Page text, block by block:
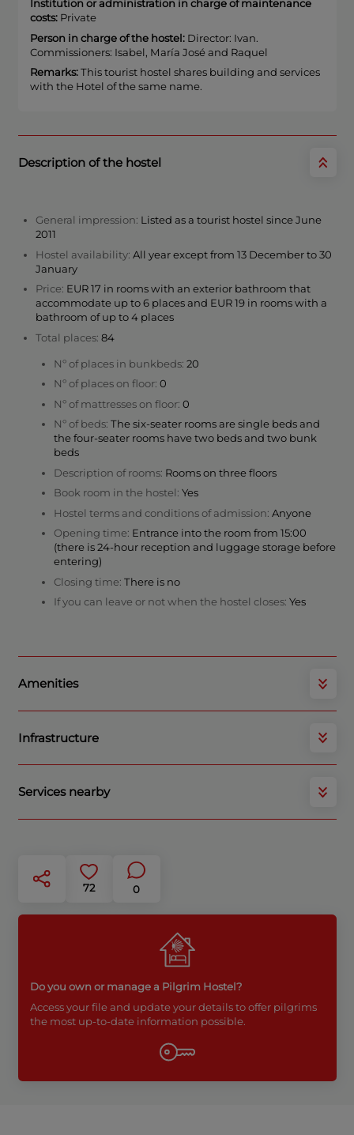
72 0
Institution or administration in charge of maintenance
costs:Private
Person in charge of the hostel:Director: Ivan.
Commissioners: Isabel, María José and Raquel
Remarks:This tourist hostel shares building and services
with the Hotel of the same name.
Description of the hostel
General impression: Listed as a tourist hostel since June
2011
Hostel availability: All year except from 13 December to 30
January
Price: EUR 17 in rooms with an exterior bathroom that
accommodate up to 6 places and EUR 19 in rooms with a
bathroom of up to 4 places
Total places: 84
Nº of places in bunkbeds: 20
Nº of places on floor: 0
Nº of mattresses on floor: 0
Nº of beds: The six-seater rooms are single beds and
the four-seater rooms have two beds and two bunk
beds
Description of rooms: Rooms on three floors
Book room in the hostel: Yes
Hostel terms and conditions of admission: Anyone
Opening time: Entrance into the room from 15:00
(there is 24-hour reception and luggage storage before
entering)
Closing time: There is no
If you can leave or not when the hostel closes: Yes
Amenities
Infrastructure
Services nearby
Do you own or manage a Pilgrim Hostel?
Access your file and update your details to offer pilgrims
the most up-to-date information possible.